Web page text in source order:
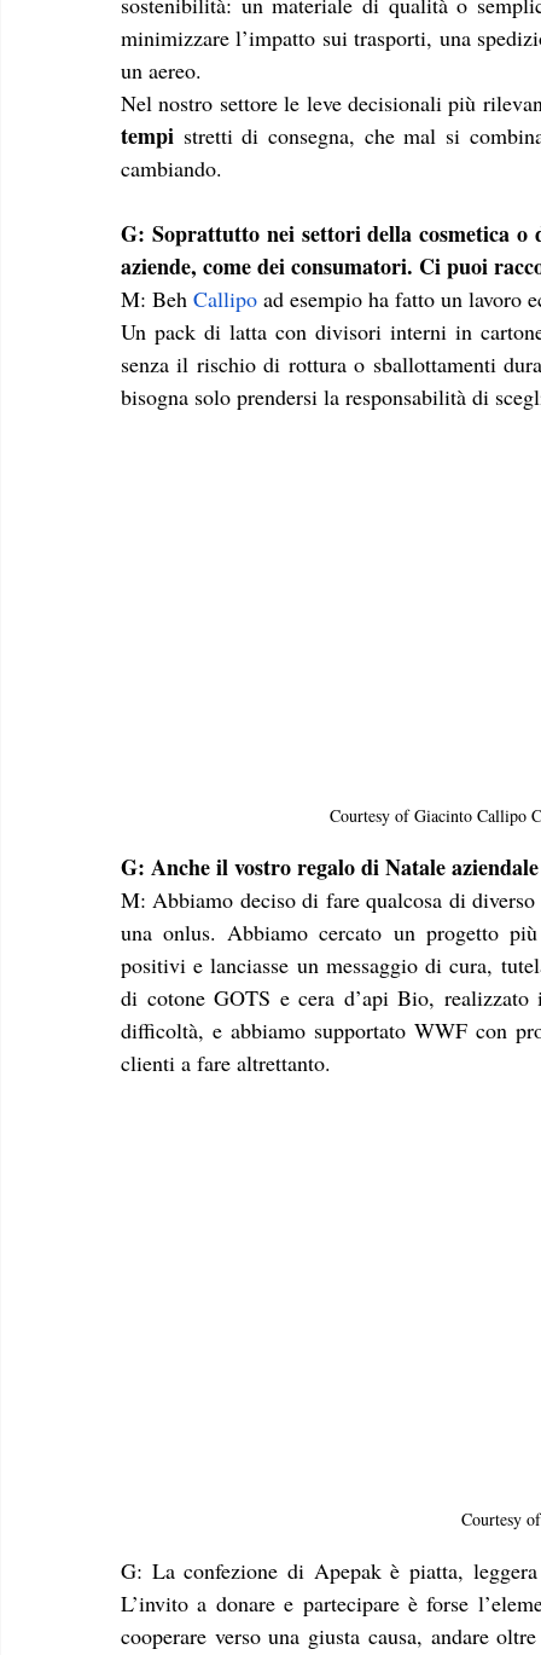
minimizzare l’impatto sui trasporti, una
un aereo.
Nel nostro settore le leve decisionali più
tempi stretti di consegna, che mal si
cambiando.
G: Soprattutto nei settori della cosmetica o
aziende, come dei consumatori. Ci puoi
M: Beh Callipo ad esempio ha fatto un lavoro
Un pack di latta con divisori interni in
senza il rischio di rottura o sballottamenti
bisogna solo prendersi la responsabilità di
Courtesy of Giacinto Callipo
G: Anche il vostro regalo di Natale
M: Abbiamo deciso di fare qualcosa di
una onlus. Abbiamo cercato un progetto
positivi e lanciasse un messaggio di cura,
di cotone GOTS e cera d’api Bio,
difficoltà, e abbiamo supportato WWF con
clienti a fare altrettanto.
Courtesy
G: La confezione di Apepak è piatta,
L’invito a donare e partecipare è forse
cooperare verso una giusta causa, andare